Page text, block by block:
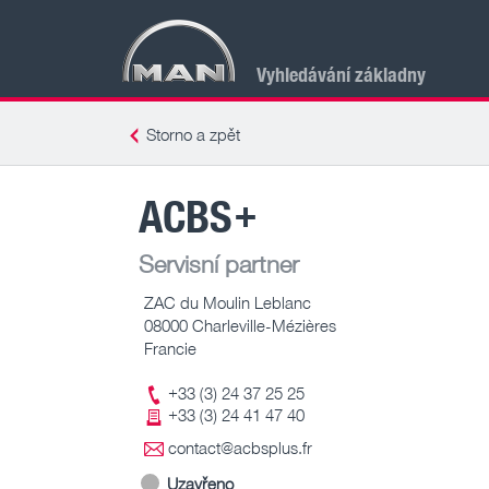
Vyhledávání základny
Storno a zpět
ACBS+
Servisní partner
ZAC du Moulin Leblanc
08000 Charleville-Mézières
Francie
+33 (3) 24 37 25 25
+33 (3) 24 41 47 40
contact@acbsplus.fr
Uzavřeno